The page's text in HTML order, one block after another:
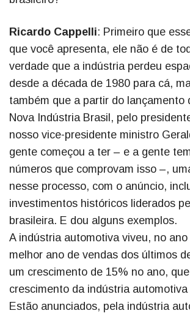
Ricardo Cappelli: Primeiro que
que você apresenta, ele não é de
verdade que a indústria perdeu
desde a década de 1980 para cá,
também que a partir do lançamento
Nova Indústria Brasil, pelo
nosso vice-presidente ministro
gente começou a ter – e a gente
números que comprovam isso –,
nesse processo, com o anúncio,
investimentos históricos liderados
brasileira. E dou alguns exemplos.
A indústria automotiva viveu, no
melhor ano de vendas dos últimos
um crescimento de 15% no ano,
crescimento da indústria
Estão anunciados, pela indústria